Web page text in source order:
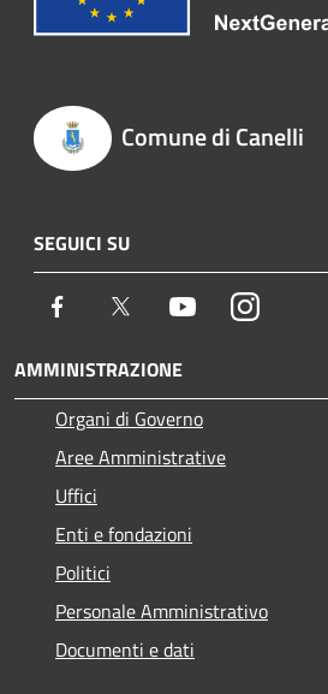
Comune di Canelli
SEGUICI SU
Facebook Twitter YoutubeInstagram
AMMINISTRAZIONE
Organi di Governo
Aree Amministrative
Uffici
Enti e fondazioni
Politici
Personale Amministrativo
Documenti e dati